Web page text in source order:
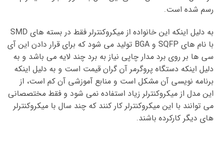
رسم شده است.
به دلیل اینکه این خانواده از میکروکنترلر فقط در بسته های SMD
با نام های SQFP و BGA تولید می شود که برای قرار دادن این آی
سی ها بر روی برد مدار چاپی نیاز به برد چند لایه می باشد و به
دلیل اینکه دستگاه پروگرمر آن گران قیمت است و به دلیل اینکه
برنامه نویسی آن مشکل است و منابع آموزشی آن کم است، از
این مدل از میکروکنترلر زیاد استفاده نمی شود و فقط مختصصانی
می توانند با این میکروکنترلر کار کنند که چند سال با میکروکنترلر
های دیگر کارکرده باشند.